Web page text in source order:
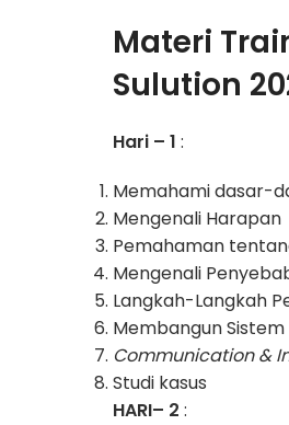
Materi
Sulution
Hari – 1 :
Memahami dasar-
Mengenali
Pemahaman
Mengenali
Langkah-Langkah
Membangun
Communication &
Studi kasus
HARI– 2 :